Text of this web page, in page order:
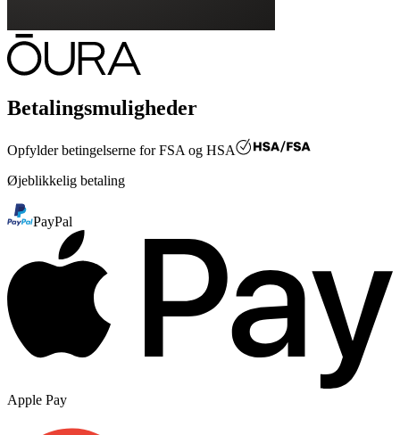
Betalingsmuligheder
Opfylder betingelserne forFSA og HSA
Øjeblikkelig betaling
PayPal
Apple Pay